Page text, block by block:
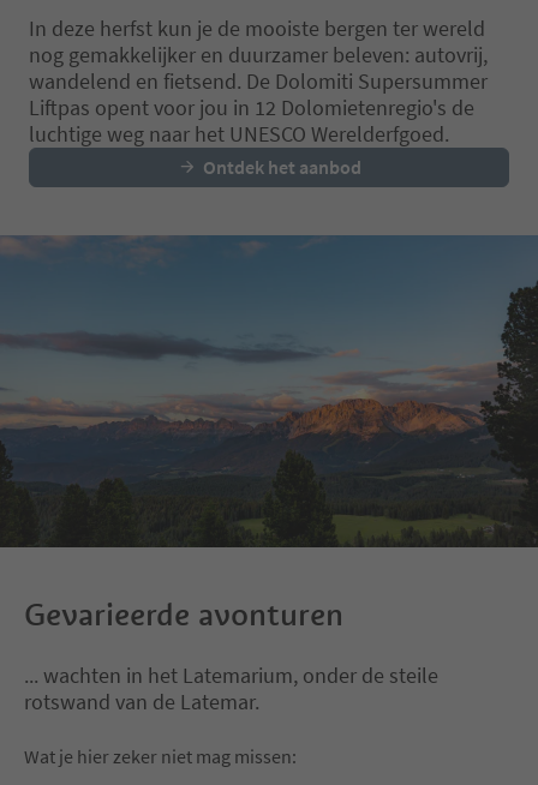
way. A perfect hike for families an
d nature lovers who want to exper
ience the Dolomites with all sense
s.
share the moment –
alone, as a couple, or
whole family.
In deze herfst kun je de mooiste bergen ter wereld
nog gemakkelijker en duurzamer beleven: autovrij,
wandelend en fietsend. De Dolomiti Supersummer
Liftpas opent voor jou in 12 Dolomietenregio's de
luchtige weg naar het UNESCO Werelderfgoed.
Ontdek het aanbod
Gevarieerde avonturen
... wachten in het Latemarium, onder de steile
rotswand van de Latemar.
Wat je hier zeker niet mag missen: